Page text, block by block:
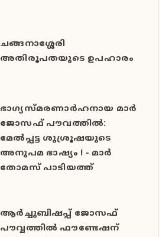
ചങ്ങനാശ്ശേരി
അതിരൂപതയുടെ ഉപഹാരം
ഭാഗ്യസ്മരണാർഹനായ മാർ
ജോസഫ് പൗവത്തിൽ:
മേൽപ്പട്ട ശുശ്രൂഷയുടെ
അനുപമ ഭാഷ്യം ! - മാർ
തോമസ് പാടിയത്ത്
ആർച്ചുബിഷപ്പ് ജോസഫ്
പൗവ്വത്തിൽ ഫൗണ്ടേഷന്